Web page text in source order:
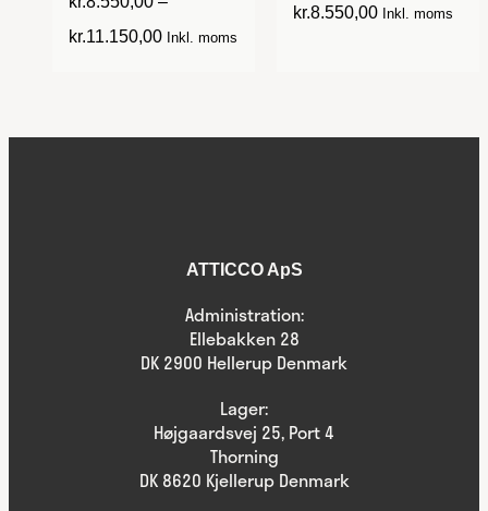
kr.11.150,00 Inkl. moms
kr.8.550,00 Inkl. moms
ATTICCO ApS
Administration:
Ellebakken 28
DK 2900 Hellerup Denmark
Lager:
Højgaardsvej 25, Port 4
Thorning
DK 8620 Kjellerup Denmark